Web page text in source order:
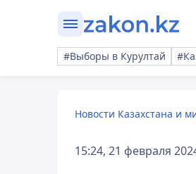
#Выборы в Курултай
Новости Казахстана и
15:24, 21 февраля